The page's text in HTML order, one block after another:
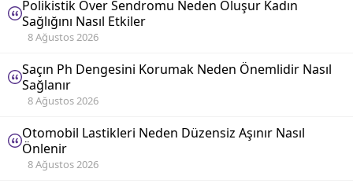
Polikistik Over Sendromu Neden Oluşur Kadın
Sağlığını Nasıl Etkiler
8 Ağustos 2026
Saçın Ph Dengesini Korumak Neden Önemlidir Nasıl
Sağlanır
8 Ağustos 2026
Otomobil Lastikleri Neden Düzensiz Aşınır Nasıl
Önlenir
8 Ağustos 2026